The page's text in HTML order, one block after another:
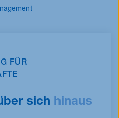
FÜR
sich hinaus